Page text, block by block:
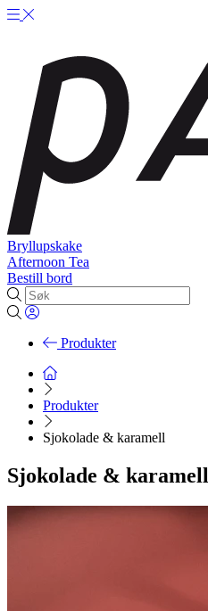
Bryllupskake
Afternoon Tea
Bestill bord
Produkter
Produkter
Sjokolade & karamell
Sjokolade & karamell